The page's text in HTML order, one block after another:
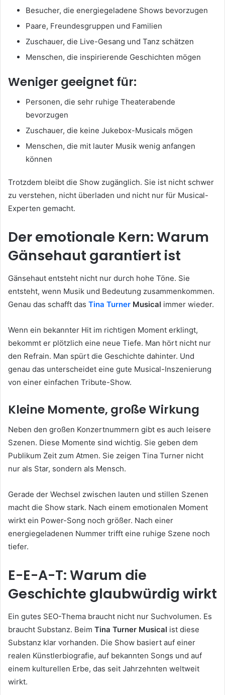
Besucher, die energiegeladene Shows bevorzugen
Paare, Freundesgruppen und Familien
Zuschauer, die Live-Gesang und Tanz schätzen
Menschen, die inspirierende Geschichten mögen
Weniger geeignet für:
Personen, die sehr ruhige Theaterabende
bevorzugen
Zuschauer, die keine Jukebox-Musicals mögen
Menschen, die mit lauter Musik wenig anfangen
können
Trotzdem bleibt die Show zugänglich. Sie ist nicht schwer
zu verstehen, nicht überladen und nicht nur für Musical-
Experten gemacht.
Der emotionale Kern: Warum
Gänsehaut garantiert ist
Gänsehaut entsteht nicht nur durch hohe Töne. Sie
entsteht, wenn Musik und Bedeutung zusammenkommen.
Genau das schafft das Tina Turner Musical immer wieder.
Wenn ein bekannter Hit im richtigen Moment erklingt,
bekommt er plötzlich eine neue Tiefe. Man hört nicht nur
den Refrain. Man spürt die Geschichte dahinter. Und
genau das unterscheidet eine gute Musical-Inszenierung
von einer einfachen Tribute-Show.
Kleine Momente, große Wirkung
Neben den großen Konzertnummern gibt es auch leisere
Szenen. Diese Momente sind wichtig. Sie geben dem
Publikum Zeit zum Atmen. Sie zeigen Tina Turner nicht
nur als Star, sondern als Mensch.
Gerade der Wechsel zwischen lauten und stillen Szenen
macht die Show stark. Nach einem emotionalen Moment
wirkt ein Power-Song noch größer. Nach einer
energiegeladenen Nummer trifft eine ruhige Szene noch
tiefer.
E-E-A-T: Warum die
Geschichte glaubwürdig wirkt
Ein gutes SEO-Thema braucht nicht nur Suchvolumen. Es
braucht Substanz. Beim Tina Turner Musical ist diese
Substanz klar vorhanden. Die Show basiert auf einer
realen Künstlerbiografie, auf bekannten Songs und auf
einem kulturellen Erbe, das seit Jahrzehnten weltweit
wirkt.